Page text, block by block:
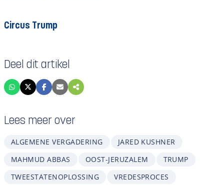
Circus Trump
Deel dit artikel
Lees meer over
ALGEMENE VERGADERING
JARED KUSHNER
MAHMUD ABBAS
OOST-JERUZALEM
TRUMP
TWEESTATENOPLOSSING
VREDESPROCES